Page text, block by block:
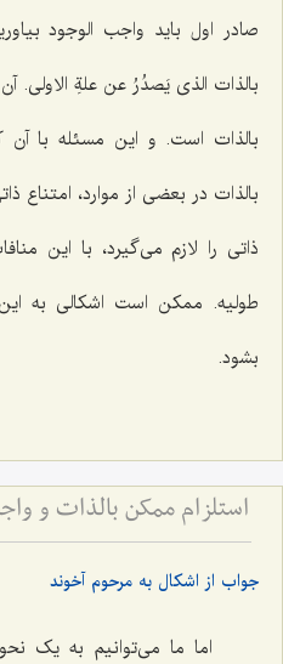
صادر اول باید واجب الوجود
بالذات الذى یَصدُرُ عن علةِ الاولى.
بالذات است. و این مسئله با
بالذات در بعضى از موارد، امتناع
ذاتى را لازم مى‌گیرد، با این
طولیه. ممکن است اشکالى به
بشود.
جواب از اشکال به مرحوم آخوند
اما ما مى‌توانیم به یک